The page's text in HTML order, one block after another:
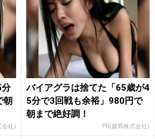
分
朝
会社)
バイアグラは捨てた「65歳が4
5分で3回戦も余裕」980円で
朝まで絶好調！
PR(健商株式会社)